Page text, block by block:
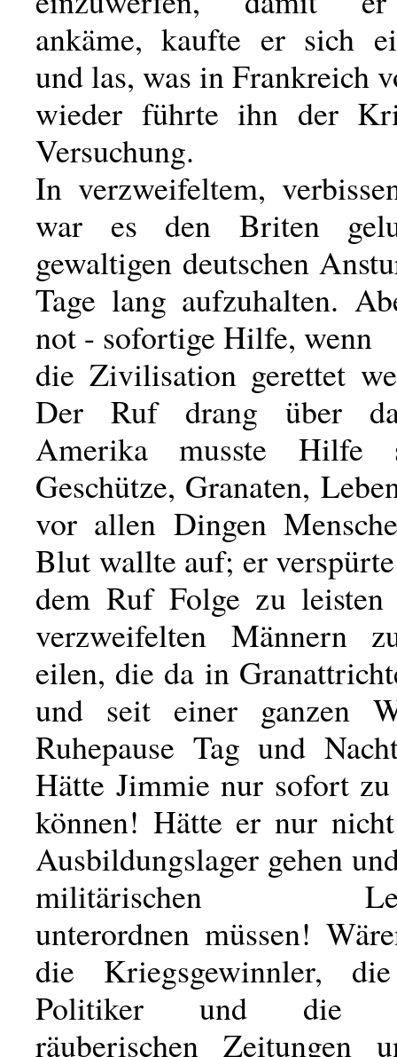
ankäme, kaufte er sich
und las, was in Frankreich
wieder führte ihn der
Versuchung.
In verzweifeltem,
war es den Briten
gewaltigen deutschen
Tage lang aufzuhalten.
not - sofortige Hilfe, wenn
die Zivilisation gerettet
Der Ruf drang über
Amerika musste Hilfe
Geschütze, Granaten,
vor allen Dingen
Blut wallte auf; er
dem Ruf Folge zu leisten
verzweifelten Männern
eilen, die da in
und seit einer ganzen
Ruhepause Tag und
Hätte Jimmie nur sofort
können! Hätte er nur
Ausbildungslager gehen
militärischen
unterordnen müssen!
die Kriegsgewinnler,
Politiker und die
räuberischen Zeitungen